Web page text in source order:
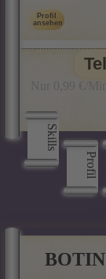
Skills
Profil